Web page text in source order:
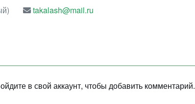
takalash@mail.ru
в свой аккаунт, чтобы добавить комментарий.